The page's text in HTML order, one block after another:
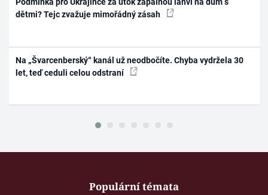
Podmínka pro Ukrajince za útok zápalnou lahví na dům s
dětmi? Tejc zvažuje mimořádný zásah
Na „Švarcenberský“ kanál už neodbočíte. Chyba vydržela 30
let, teď ceduli celou odstraní
Populární témata